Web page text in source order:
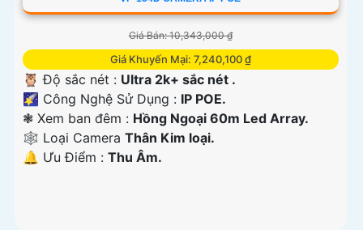
Giá Bán: 10,343,000 ₫
Giá Khuyến Mại: 7,240,100 ₫
🦉 Độ sắc nét : Ultra 2k+ sắc nét .
🌠 Công Nghệ Sử Dụng : IP POE.
❃ Xem ban đêm : Hồng Ngoại 60m Led Array.
🕸️ Loại Camera Thân Kim loại.
️🔔 Ưu Điểm : Thu Âm.